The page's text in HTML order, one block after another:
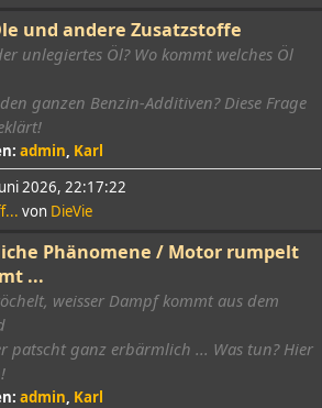
und andere Zusatzstoffe
unlegiertes Öl? Wo kommt welches Öl
ganzen Benzin-Additiven? Diese Frage
admin, Karl
2026, 22:17:22
von DieVie
Phänomene / Motor rumpelt
...
weisser Dampf kommt aus dem
patscht ganz erbärmlich ... Was tun? Hier
admin, Karl